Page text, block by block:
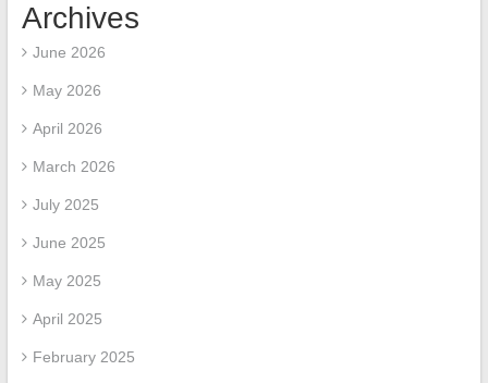
Archives
June 2026
May 2026
April 2026
March 2026
July 2025
June 2025
May 2025
April 2025
February 2025